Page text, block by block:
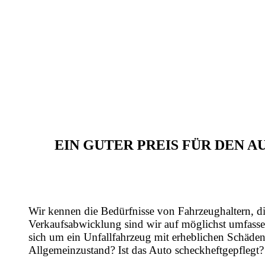
EIN GUTER PREIS FÜR DEN
Wir kennen die Bedürfnisse von Fahrzeughaltern,
Verkaufsabwicklung sind wir auf möglichst
sich um ein Unfallfahrzeug mit erheblichen
Allgemeinzustand? Ist das Auto scheckheftgepflegt?